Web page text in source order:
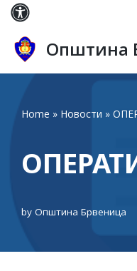
Skip
to
content
Општина
Home » Новости »
by Општина Брвеница